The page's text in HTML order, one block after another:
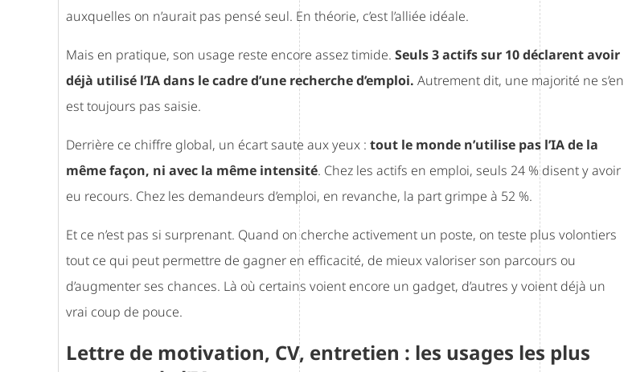
auxquelles on n’aurait pas pensé seul. En théorie, c’est l’alliée idéale.
Mais en pratique, son usage reste encore assez timide. Seuls 3 actifs sur 10 déclarent avoir
déjà utilisé l’IA dans le cadre d’une recherche d’emploi. Autrement dit, une majorité ne s’en
est toujours pas saisie.
Derrière ce chiffre global, un écart saute aux yeux : tout le monde n’utilise pas l’IA de la
même façon, ni avec la même intensité. Chez les actifs en emploi, seuls 24 % disent y avoir
eu recours. Chez les demandeurs d’emploi, en revanche, la part grimpe à 52 %.
Et ce n’est pas si surprenant. Quand on cherche activement un poste, on teste plus volontiers
tout ce qui peut permettre de gagner en efficacité, de mieux valoriser son parcours ou
d’augmenter ses chances. Là où certains voient encore un gadget, d’autres y voient déjà un
vrai coup de pouce.
Lettre de motivation, CV, entretien : les usages les plus